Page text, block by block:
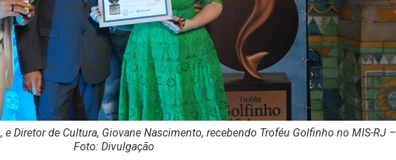
e Diretor de Cultura, Giovane Nascimento, recebendo Troféu Golfinho no MIS-RJ –
Foto: Divulgação